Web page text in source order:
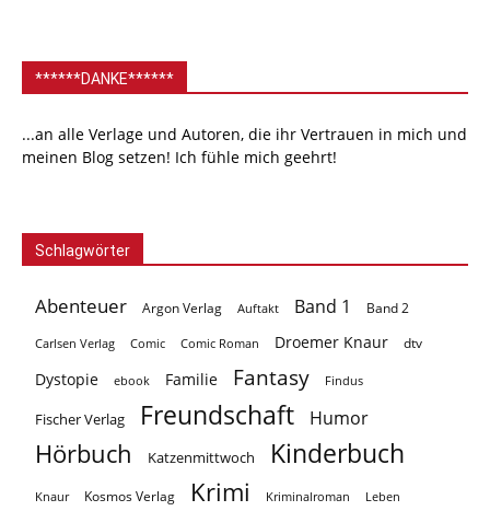
******DANKE******
...an alle Verlage und Autoren, die ihr Vertrauen in mich und
meinen Blog setzen! Ich fühle mich geehrt!
Schlagwörter
Abenteuer Argon Verlag Auftakt Band 1 Band 2
Carlsen Verlag Comic Comic Roman Droemer Knaur dtv
Dystopie ebook Familie Fantasy Findus
Fischer Verlag Freundschaft Humor
Hörbuch Katzenmittwoch Kinderbuch
Knaur Kosmos Verlag Krimi Kriminalroman Leben